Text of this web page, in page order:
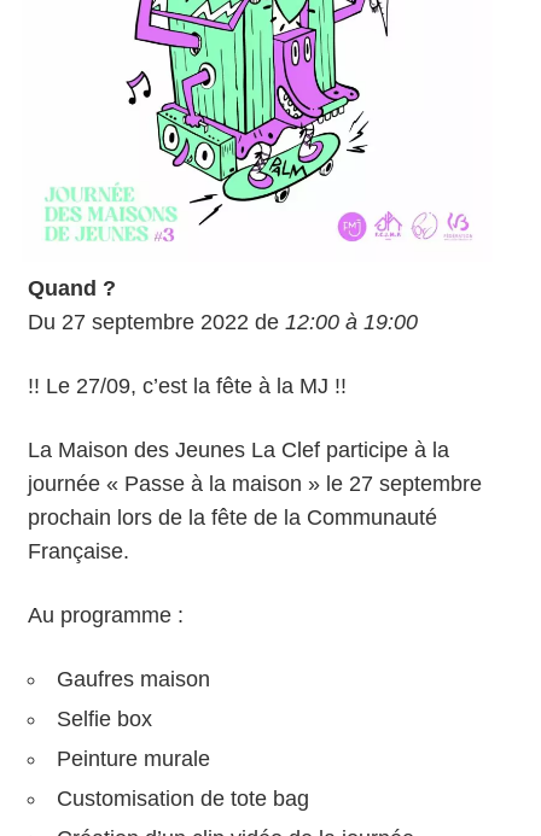
Quand ?
Du 27 septembre 2022 de 12:00 à 19:00
!! Le 27/09, c’est la fête à la MJ !!
La Maison des Jeunes La Clef participe à la
journée « Passe à la maison » le 27 septembre
prochain lors de la fête de la Communauté
Française.
Au programme :
Gaufres maison
Selfie box
Peinture murale
Customisation de tote bag